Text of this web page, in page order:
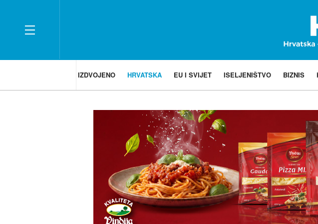
IZDVOJENO HRVATSKA EU I SVIJET ISELJENIŠTVO BIZNIS